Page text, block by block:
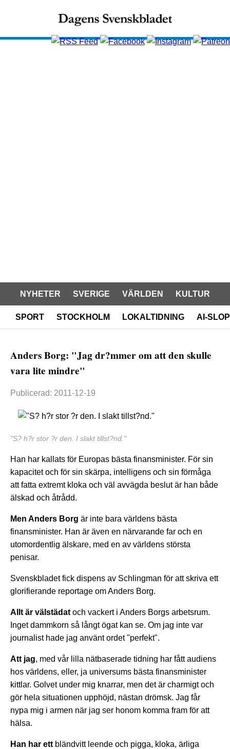
NYHETER SVERIGE VÄRLDEN KULTUR
SPORT STOCKHOLM LOKALTIDNING AI-SLOP
Anders Borg: "Jag dr?mmer om att den skulle
vara lite mindre"
Publicerad: 2011-12-19
"S? h?r stor ?r den. I slakt tillst?nd."
Han har kallats för Europas bästa finansminister. För sin
kapacitet och för sin skärpa, intelligens och sin förmåga
att fatta extremt kloka och väl avvägda beslut är han både
älskad och åtrådd.
Men Anders Borg är inte bara världens bästa
finansminister. Han är även en närvarande far och en
utomordentlig älskare, med en av världens största
penisar.
Svenskbladet fick dispens av Schlingman för att skriva ett
glorifierande reportage om Anders Borg.
Allt är välstädat och vackert i Anders Borgs arbetsrum.
Inget dammkorn så långt ögat kan se. Om jag inte var
journalist hade jag använt ordet "perfekt".
Att jag, med vår lilla nätbaserade tidning har fått audiens
hos världens, eller, ja universums bästa finansminister
kittlar. Golvet under mig knarrar, men det är charmigt och
gör hela situationen upphöjd, nästan drömsk. Jag får
nypa mig i armen när jag ser honom komma fram för att
hälsa.
Han har ett bländvitt leende och pigga, kloka, ärliga